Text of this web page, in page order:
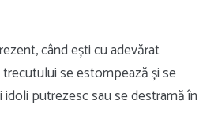
când ești cu adevărat
se estompează și se
putrezesc sau se destramă în